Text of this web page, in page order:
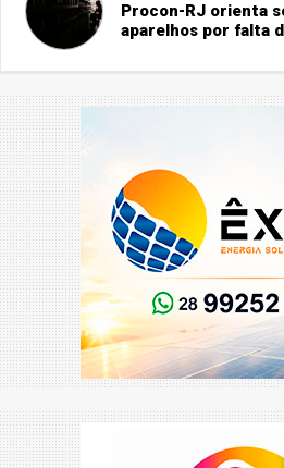
Procon-RJ orienta
aparelhos por falta